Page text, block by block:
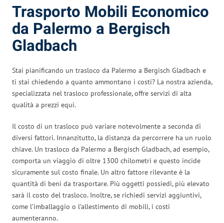
Trasporto Mobili Economico
da Palermo a Bergisch
Gladbach
Stai pianificando un trasloco da Palermo a Bergisch Gladbach e
ti stai chiedendo a quanto ammontano i costi? La nostra azienda,
specializzata nel trasloco professionale, offre servizi di alta
qualità a prezzi equi.
Il costo di un trasloco può variare notevolmente a seconda di
diversi fattori. Innanzitutto, la distanza da percorrere ha un ruolo
chiave. Un trasloco da Palermo a Bergisch Gladbach, ad esempio,
comporta un viaggio di oltre 1300 chilometri e questo incide
sicuramente sul costo finale. Un altro fattore rilevante è la
quantità di beni da trasportare. Più oggetti possiedi, più elevato
sarà il costo del trasloco. Inoltre, se richiedi servizi aggiuntivi,
come l’imballaggio o l’allestimento di mobili, i costi
aumenteranno.